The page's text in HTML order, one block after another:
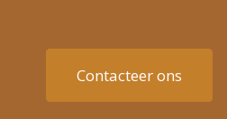
Contacteer ons